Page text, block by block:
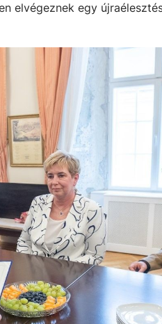
elvégeznek egy